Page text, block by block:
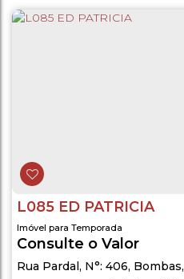
L085 ED PATRICIA
Consulte o Valor
Imóvel para Temporada
Rua Pardal, N°: 406, Bombas,